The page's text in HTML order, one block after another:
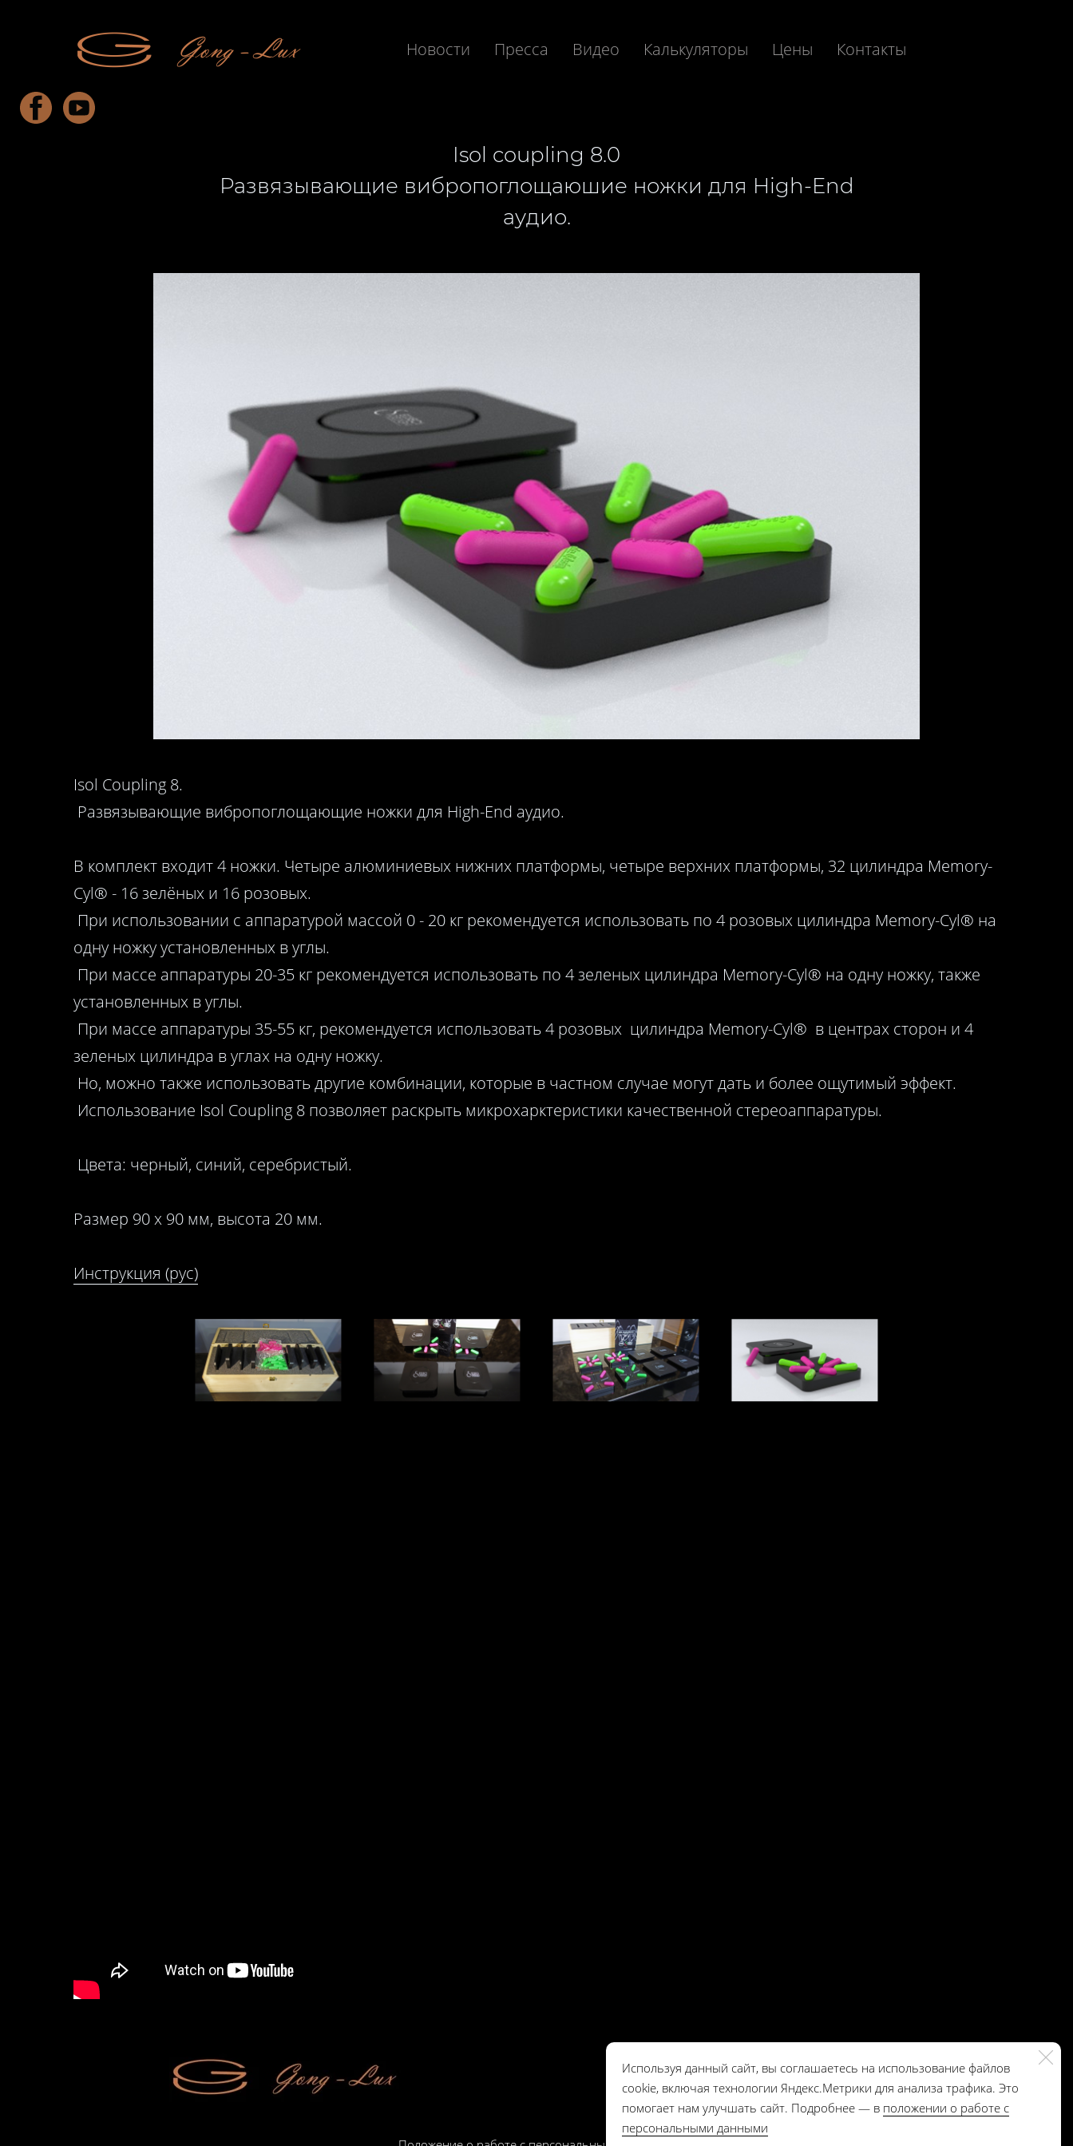
Новости Пресса Видео Калькуляторы Цены Контакты
Isol coupling 8.0
Развязывающие вибропоглощаюшие ножки для High-End
аудио.
Isol Coupling 8.
Развязывающие вибропоглощающие ножки для High-End аудио.
В комплект входит 4 ножки. Четыре алюминиевых нижних платформы, четыре верхних платформы, 32 цилиндра Memory-
Cyl® - 16 зелёных и 16 розовых.
При использовании с аппаратурой массой 0 - 20 кг рекомендуется использовать по 4 розовых цилиндра Memory-Cyl® на
одну ножку установленных в углы.
При массе аппаратуры 20-35 кг рекомендуется использовать по 4 зеленых цилиндра Memory-Cyl® на одну ножку, также
установленных в углы.
При массе аппаратуры 35-55 кг, рекомендуется использовать 4 розовых цилиндра Memory-Cyl® в центрах сторон и 4
зеленых цилиндра в углах на одну ножку.
Но, можно также использовать другие комбинации, которые в частном случае могут дать и более ощутимый эффект.
Использование Isol Coupling 8 позволяет раскрыть микрохарктеристики качественной стереоаппаратуры.
Цвета: черный, синий, серебристый.
Размер 90 х 90 мм, высота 20 мм.
Инструкция (рус)
Используя данный сайт, вы соглашаетесь на использование файлов
cookie, включая технологии Яндекс.Метрики для анализа трафика. Это
помогает нам улучшать сайт. Подробнее — в положении о работе с
персональными данными
+7 985 364-71-05